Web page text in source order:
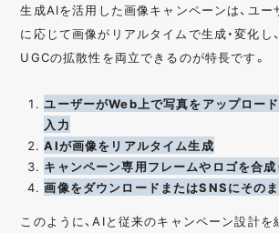
生成AIを活用した画像キャンペーンは、ユー
に応じて画像がリアルタイムで生成・変化し
UGCの拡散性を両立できるのが特長です。
ユーザーがWeb上で写真をアップロー
入力
AIが画像をリアルタイム生成
キャンペーン専用フレームやロゴを合成
画像をダウンロードまたはSNSにそのま
このように、AIと従来のキャンペーン設計を